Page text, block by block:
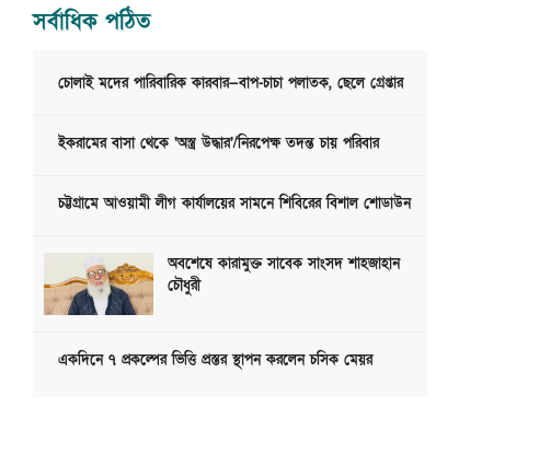
সর্বাধিক পঠিত
চোলাই মদের পারিবারিক কারবার—বাপ-চাচা পলাতক, ছেলে গ্রেপ্তার
ইকরামের বাসা থেকে ‘অস্ত্র উদ্ধার’/নিরপেক্ষ তদন্ত চায় পরিবার
চট্টগ্রামে আওয়ামী লীগ কার্যালয়ের সামনে শিবিরের বিশাল শোডাউন
অবশেষে কারামুক্ত সাবেক সাংসদ শাহজাহান
চৌধুরী
একদিনে ৭ প্রকল্পের ভিত্তি প্রস্তর স্থাপন করলেন চসিক মেয়র